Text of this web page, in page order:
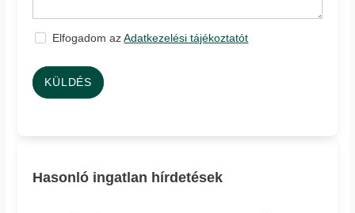
Elfogadom azAdatkezelési tájékoztatót
KÜLDÉS
Hasonló ingatlan hírdetések